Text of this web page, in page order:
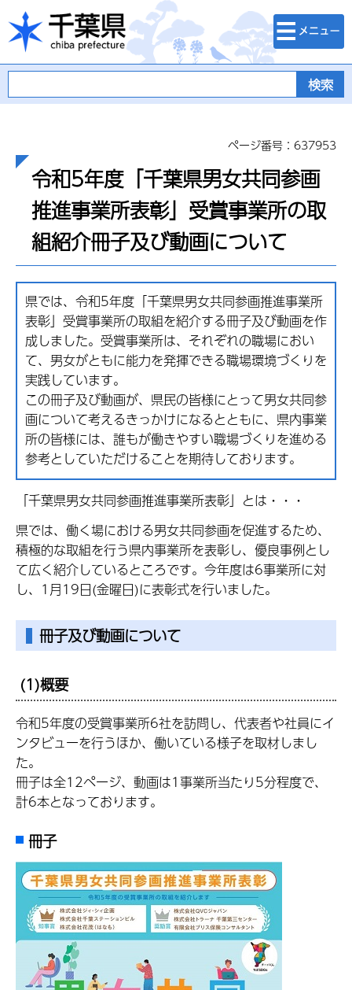
千葉県
検索・メニュ
ー
ページ番号：637953
令和5年度「千葉県男女共同参画
推進事業所表彰」受賞事業所の取
組紹介冊子及び動画について
県では、令和5年度「千葉県男女共同参画推進事業所
表彰」受賞事業所の取組を紹介する冊子及び動画を作
成しました。受賞事業所は、それぞれの職場におい
て、男女がともに能力を発揮できる職場環境づくりを
実践しています。
この冊子及び動画が、県民の皆様にとって男女共同参
画について考えるきっかけになるとともに、県内事業
所の皆様には、誰もが働きやすい職場づくりを進める
参考としていただけることを期待しております。
「千葉県男女共同参画推進事業所表彰」とは・・・
県では、働く場における男女共同参画を促進するため、
積極的な取組を行う県内事業所を表彰し、優良事例とし
て広く紹介しているところです。今年度は6事業所に対
し、1月19日(金曜日)に表彰式を行いました。
冊子及び動画について
(1)概要
令和5年度の受賞事業所6社を訪問し、代表者や社員にイ
ンタビューを行うほか、働いている様子を取材しまし
た。
冊子は全12ページ、動画は1事業所当たり5分程度で、
計6本となっております。
冊子